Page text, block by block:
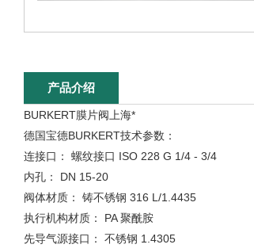
产品介绍
BURKERT膜片阀上海*
德国宝德BURKERT技术参数：
连接口： 螺纹接口 ISO 228 G 1/4 - 3/4
内孔： DN 15-20
阀体材质： 铸不锈钢 316 L/1.4435
执行机构材质： PA 聚酰胺
先导气源接口： 不锈钢 1.4305